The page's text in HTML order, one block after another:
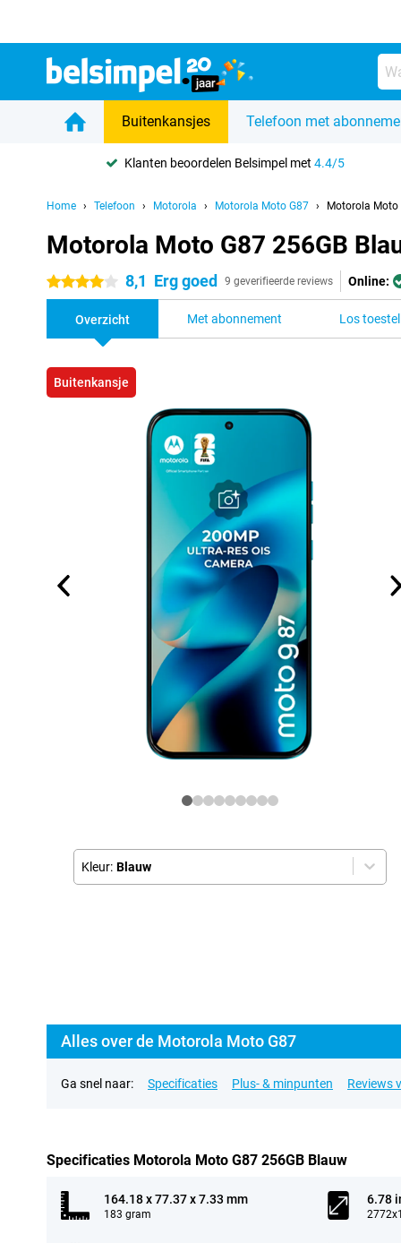
Buitenkansjes Telefoon met
Klanten beoordelen Belsimpel met4.4/5
Home Telefoon Motorola Motorola Moto G87 Motorola Moto
Motorola Moto G87 256GB
4 sterren 8,1 Erg goed 9 geverifieerde reviews Online:
Overzicht Met abonnement Los toestel
Buitenkansje
Kleur: Blauw
Alles over de Motorola Moto G87
Ga snel naar: Specificaties Plus- & minpunten Reviews
Specificaties Motorola Moto G87 256GB Blauw
164.18 x 77.37 x 7.33 mm
183 gram
6.78